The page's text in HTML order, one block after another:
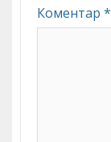
Коментар *